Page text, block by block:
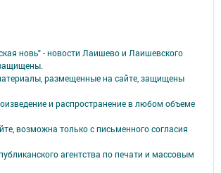
новь" - новости Лаишево и Лаишевского
размещенные на сайте, защищены
и распространение в любом объеме
возможна только с письменного согласия
агентства по печати и массовым